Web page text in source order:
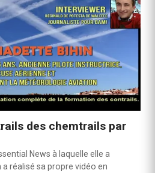
des chemtrails par
News à laquelle elle a
réalisé sa propre vidéo en